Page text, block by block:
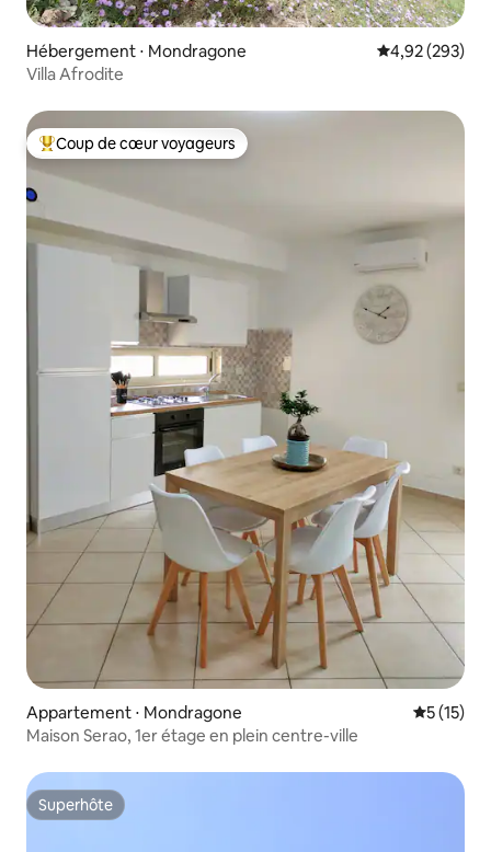
Hébergement ⋅ Mondragone Évaluation
4,92 (293)
Villa Afrodite
Coups de cœur voyageurs les plus appréciés
Coup de cœur voyageurs
Appartement ⋅ Mondragone
5 (15)
Maison Serao, 1er étage en plein centre-ville
Superhôte
Superhôte